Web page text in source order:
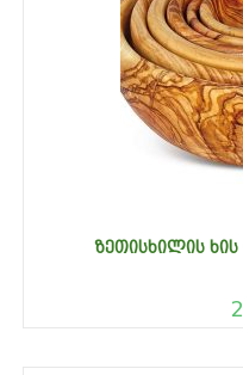
ᲖᲔᲗᲘᲡᲮᲘᲚᲘᲡ